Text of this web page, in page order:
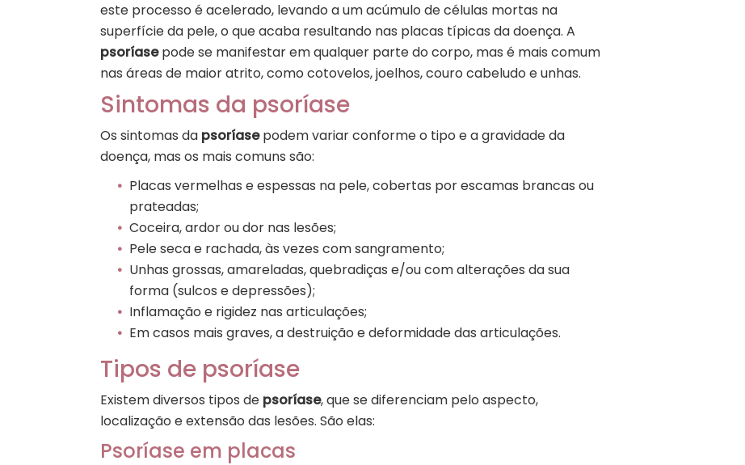
este processo é acelerado, levando a um acúmulo de células mortas na
superfície da pele, o que acaba resultando nas placas típicas da doença. A
psoríasepode se manifestar em qualquer parte do corpo, mas é mais comum
nas áreas de maior atrito, como cotovelos, joelhos, couro cabeludo e unhas.
Sintomas da psoríase
Os sintomas da psoríasepodem variar conforme o tipo e a gravidade da
doença, mas os mais comuns são:
Placas vermelhas e espessas na pele, cobertas por escamas brancas ou
prateadas;
Coceira, ardor ou dor nas lesões;
Pele seca e rachada, às vezes com sangramento;
Unhas grossas, amareladas, quebradiças e/ou com alterações da sua
forma (sulcos e depressões);
Inflamação e rigidez nas articulações;
Em casos mais graves, a destruição e deformidade das articulações.
Tipos de psoríase
Existem diversos tipos de psoríase, que se diferenciam pelo aspecto,
localização e extensão das lesões. São elas:
Psoríase em placas